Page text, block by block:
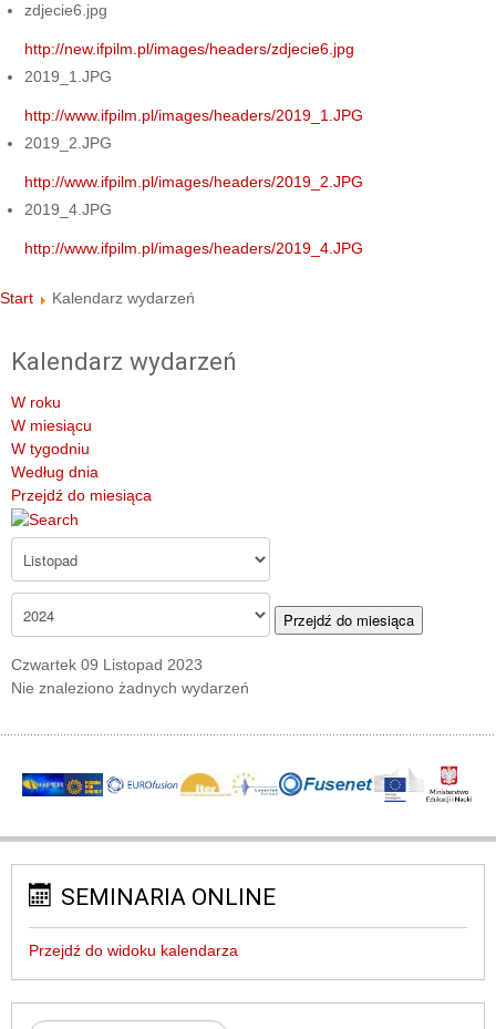
zdjecie6.jpg
http://new.ifpilm.pl/images/headers/zdjecie6.jpg
2019_1.JPG
http://www.ifpilm.pl/images/headers/2019_1.JPG
2019_2.JPG
http://www.ifpilm.pl/images/headers/2019_2.JPG
2019_4.JPG
http://www.ifpilm.pl/images/headers/2019_4.JPG
Start Kalendarz wydarzeń
Kalendarz wydarzeń
W roku
W miesiącu
W tygodniu
Według dnia
Przejdź do miesiąca
Przejdź do miesiąca
Czwartek 09 Listopad 2023
Nie znaleziono żadnych wydarzeń
SEMINARIA ONLINE
Przejdź do widoku kalendarza